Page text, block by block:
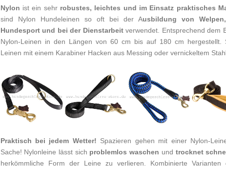
Nylon ist ein sehr robustes, leichtes und im Einsatz praktisches
sind Nylon Hundeleinen so oft bei der Ausbildung von
Hundesport und bei der Dienstarbeitverwendet. Entsprechend dem
Nylon-Leinen in den Längen von 60 cm bis auf 180 cm hergestellt.
Leinen mit einem Karabiner Hacken aus Messing oder vernickeltem
Praktisch bei jedem Wetter! Spazieren gehen mit einer Nylon-
Sache! Nylonleine lässt sich problemlos waschen und trocknet
herkömmliche Form der Leine zu verlieren. Kombinierte Varianten